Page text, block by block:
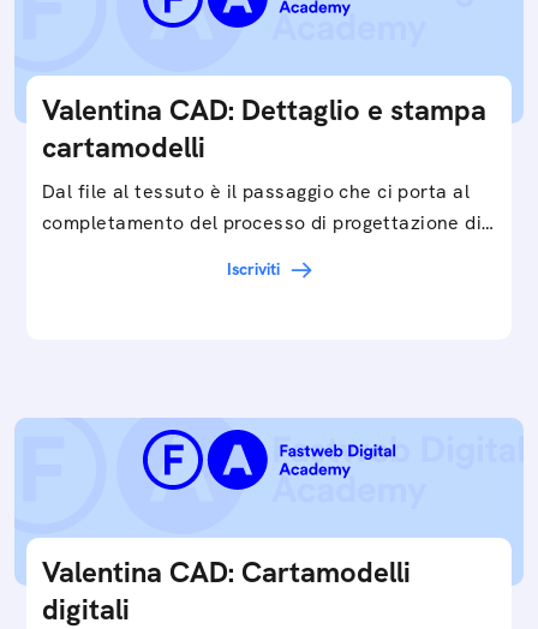
Valentina CAD: Dettaglio e stampa
cartamodelli
Dal file al tessuto è il passaggio che ci porta al
completamento del processo di progettazione di
Iscriviti
Valentina CAD: Cartamodelli
digitali